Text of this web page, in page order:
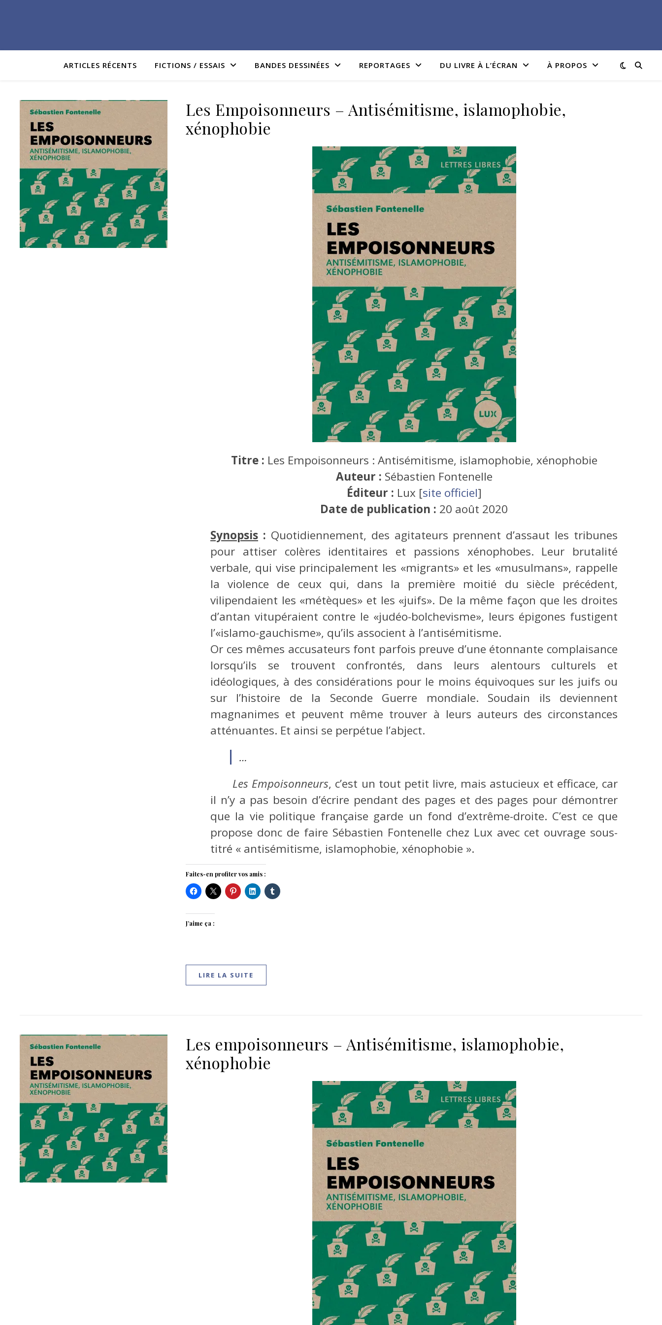
ARTICLES RÉCENTS FICTIONS / ESSAIS BANDES DESSINÉES REPORTAGES DU LIVRE À L’ÉCRAN À PROPOS
Les Empoisonneurs – Antisémitisme, islamophobie,
xénophobie
Titre : Les Empoisonneurs : Antisémitisme, islamophobie, xénophobie
Auteur : Sébastien Fontenelle
Éditeur : Lux [site officiel]
Date de publication : 20 août 2020
Synopsis : Quotidiennement, des agitateurs prennent d’assaut les tribunes
pour attiser colères identitaires et passions xénophobes. Leur brutalité
verbale, qui vise principalement les «migrants» et les «musulmans», rappelle
la violence de ceux qui, dans la première moitié du siècle précédent,
vilipendaient les «métèques» et les «juifs». De la même façon que les droites
d’antan vitupéraient contre le «judéo-bolchevisme», leurs épigones fustigent
l’«islamo-gauchisme», qu’ils associent à l’antisémitisme.
Or ces mêmes accusateurs font parfois preuve d’une étonnante complaisance
lorsqu’ils se trouvent confrontés, dans leurs alentours culturels et
idéologiques, à des considérations pour le moins équivoques sur les juifs ou
sur l’histoire de la Seconde Guerre mondiale. Soudain ils deviennent
magnanimes et peuvent même trouver à leurs auteurs des circonstances
atténuantes. Et ainsi se perpétue l’abject.
…
Les Empoisonneurs, c’est un tout petit livre, mais astucieux et efficace, car
il n’y a pas besoin d’écrire pendant des pages et des pages pour démontrer
que la vie politique française garde un fond d’extrême-droite. C’est ce que
propose donc de faire Sébastien Fontenelle chez Lux avec cet ouvrage sous-
titré « antisémitisme, islamophobie, xénophobie ».
Faites-en profiter vos amis :
J’aime ça :
LIRE LA SUITE
Les empoisonneurs – Antisémitisme, islamophobie,
xénophobie